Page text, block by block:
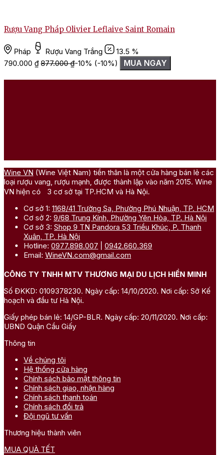
Rượu Vang Pháp Olivier Leflaive Saint Romain
Pháp Rượu Vang Trắng
13.5 %
790.000 ₫ 877.000₫-10% (-10%) MUA NGAY
Wine VN (Wine Việt Nam) tiền thân là một cửa hàng bán lẻ các
loại rượu vang, rượu mạnh, được thành lập vào năm 2015. Wine
VN hiện có 3 cơ sở tại TP.HCM và Hà Nội.
Cơ sở 1: 1168/41 Trường Sa, Phường Phú Nhuận, TP. HCM
Cơ sở 2: 9/68 Trung Kính, Phường Yên Hòa, TP. Hà Nội
Cơ sở 3: Shop 9 TN Pandora 53 Triều Khúc, P. Thanh
Xuân, TP. Hà Nội
Hotline: 0977.898.007
0942.660.369
Email: WineVN.com@gmail.com
CÔNG TY TNHH MTV THƯƠNG MẠI DU LỊCH HIỀN MINH
Số ĐKKD: 0109378230. Ngày cấp: 14/10/2020. Nơi cấp: Sở Kế
hoạch và đầu tư Hà Nội.
Giấy phép bán lẻ: 14/GP-BLR. Ngày cấp: 20/11/2020. Nơi cấp:
UBND Quận Cầu Giấy
Thông tin
Về chúng tôi
Hệ thống cửa hàng
Chính sách bảo mật thông tin
Chính sách giao, nhận hàng
Chính sách thanh toán
Chính sách đổi trả
Đội ngũ tư vấn
Thương hiệu thành viên
MUA QUÀ TẾT